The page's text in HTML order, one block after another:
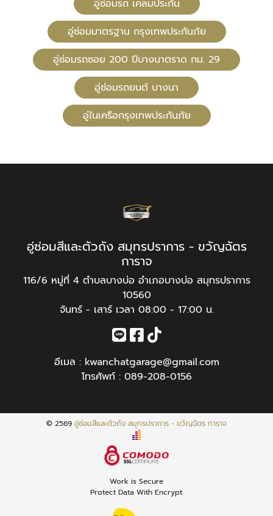
อู่ซ่อมรถ เคลมประกัน
อู่ซ่อมมาตรฐาน กรุงเทพประกันภัย
อู่ซ่อมรถซอย 200 ปีบางนาตราด กม. 29
อู่ซ่อมรถยนต์ บางนา
อู่ในเครือกรุงเทพประกันภัย
อู่ซ่อมสีและตัวถัง สมุทรปราการ - ขวัญฉัตร
การาจ
116/6 หมู่ที่ 4 ตำบลบางบ่อ อำเภอบางบ่อ สมุทรปราการ
10560
จันทร์ - เสาร์ เวลา 08:00 - 17:00 น.
อีเมล : kwanchatgarage@gmail.com
โทรศัพท์ : 089-208-0156
© 2569 อู่ซ่อมสีและตัวถัง สมุทรปราการ - ขวัญฉัตร การาจ
Work is Secure
Protect Data With Encrypt